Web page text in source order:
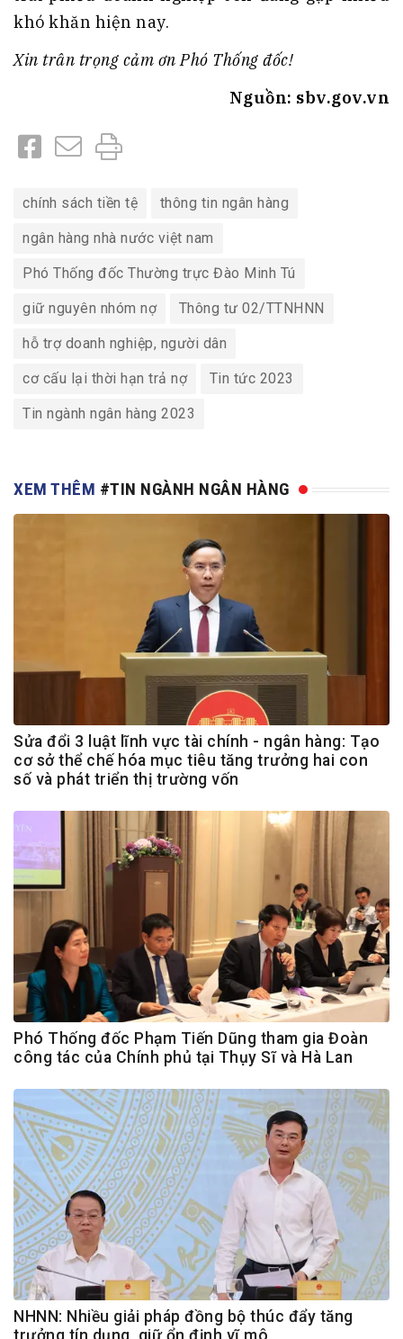
khó khăn hiện nay.
Xin trân trọng cảm ơn Phó Thống đốc!
Nguồn: sbv.gov.vn
chính sách tiền tệ thông tin ngân hàng
ngân hàng nhà nước việt nam
Phó Thống đốc Thường trực Đào Minh Tú
giữ nguyên nhóm nợ Thông tư 02/TTNHNN
hỗ trợ doanh nghiệp, người dân
cơ cấu lại thời hạn trả nợ Tin tức 2023
Tin ngành ngân hàng 2023
XEM THÊM #TIN NGÀNH NGÂN HÀNG
Sửa đổi 3 luật lĩnh vực tài chính - ngân hàng: Tạo
cơ sở thể chế hóa mục tiêu tăng trưởng hai con
số và phát triển thị trường vốn
Phó Thống đốc Phạm Tiến Dũng tham gia Đoàn
công tác của Chính phủ tại Thụy Sĩ và Hà Lan
NHNN: Nhiều giải pháp đồng bộ thúc đẩy tăng